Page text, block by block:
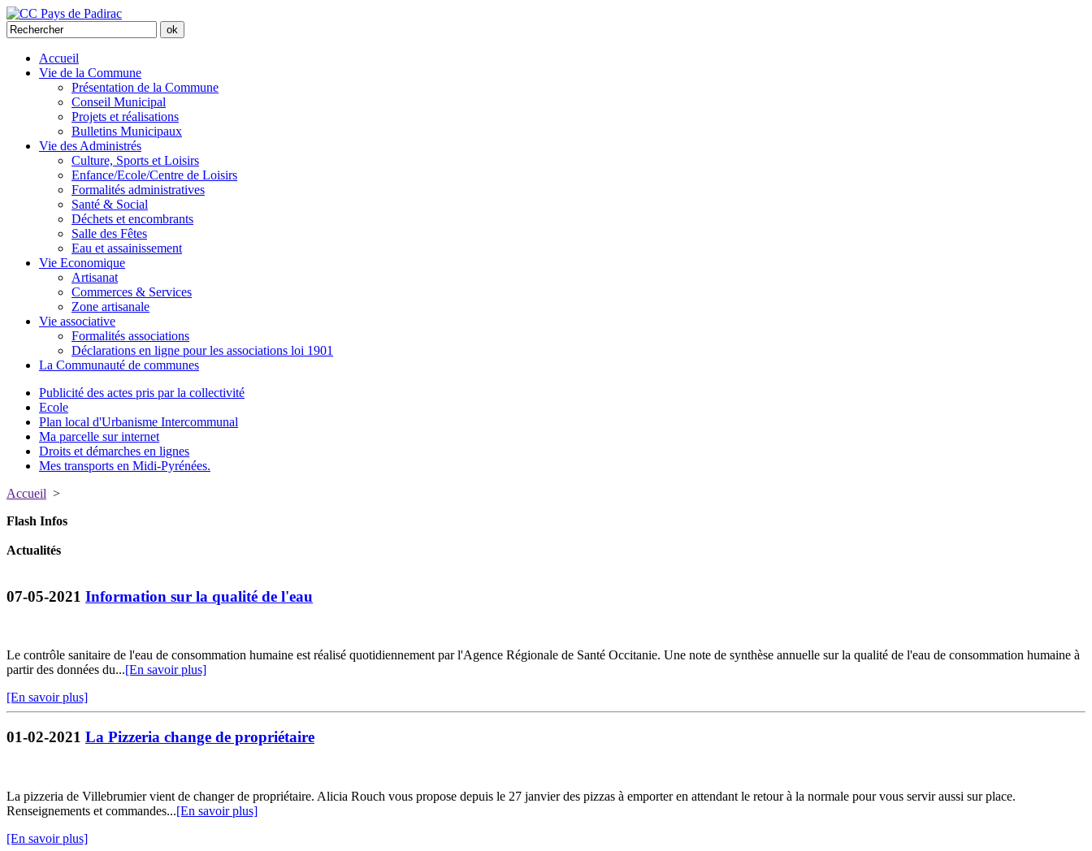
Accueil
Vie de la Commune
Présentation de la Commune
Conseil Municipal
Projets et réalisations
Bulletins Municipaux
Vie des Administrés
Culture, Sports et Loisirs
Enfance/Ecole/Centre de Loisirs
Formalités administratives
Santé & Social
Déchets et encombrants
Salle des Fêtes
Eau et assainissement
Vie Economique
Artisanat
Commerces & Services
Zone artisanale
Vie associative
Formalités associations
Déclarations en ligne pour les associations loi 1901
La Communauté de communes
Publicité des actes pris par la collectivité
Ecole
Plan local d'Urbanisme Intercommunal
Ma parcelle sur internet
Droits et démarches en lignes
Mes transports en Midi-Pyrénées.
Accueil >
Flash Infos
Actualités
07-05-2021 Information sur la qualité de l'eau
Le contrôle sanitaire de l'eau de consommation humaine est réalisé quotidiennement par l'Agence Régionale de Santé Occitanie. Une note de synthèse annuelle sur la qualité de l'eau de consommation humaine à
partir des données du...[En savoir plus]
[En savoir plus]
01-02-2021 La Pizzeria change de propriétaire
La pizzeria de Villebrumier vient de changer de propriétaire. Alicia Rouch vous propose depuis le 27 janvier des pizzas à emporter en attendant le retour à la normale pour vous servir aussi sur place.
Renseignements et commandes...[En savoir plus]
[En savoir plus]